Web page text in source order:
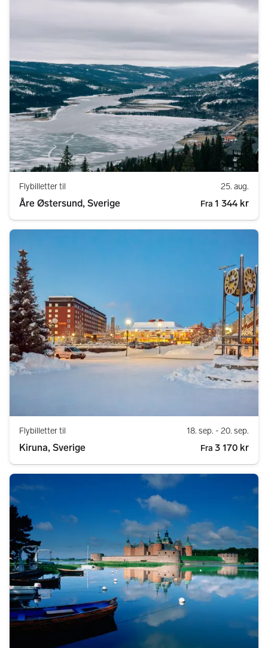
Flybilletter til 25. aug.
Åre Østersund, Sverige Fra 1 344 kr
Flybilletter til 18. sep. - 20. sep.
Kiruna, Sverige Fra 3 170 kr